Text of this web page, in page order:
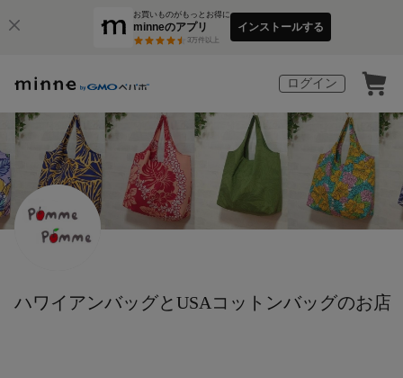
お買いものがもっとお得に
minneのアプリ
3万件以上
インストールする
ログイン
ハワイアンバッグとUSAコットンバッグのお店